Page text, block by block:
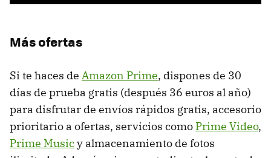
Más ofertas
Si te haces de Amazon Prime, dispones de 30
días de prueba gratis (después 36 euros al año)
para disfrutar de envíos rápidos gratis, accesorio
prioritario a ofertas, servicios como Prime Video,
Prime Musicy almacenamiento de fotos